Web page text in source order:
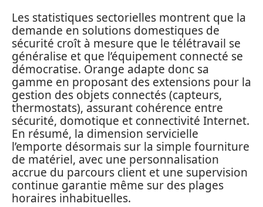
Les statistiques sectorielles montrent que la
demande en solutions domestiques de
sécurité croît à mesure que le télétravail se
généralise et que l’équipement connecté se
démocratise. Orange adapte donc sa
gamme en proposant des extensions pour la
gestion des objets connectés (capteurs,
thermostats), assurant cohérence entre
sécurité, domotique et connectivité Internet.
En résumé, la dimension servicielle
l’emporte désormais sur la simple fourniture
de matériel, avec une personnalisation
accrue du parcours client et une supervision
continue garantie même sur des plages
horaires inhabituelles.